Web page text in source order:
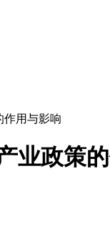
用与影响
业政策